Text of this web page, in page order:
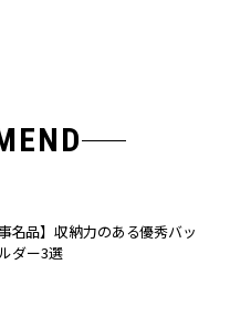
事名品】収納力のある優秀バッ
ダー3選